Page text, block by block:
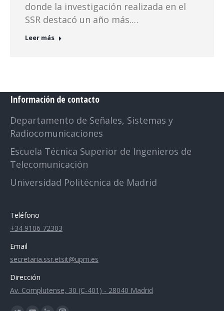
donde la investigación realizada en el
SSR destacó un año más.…
Leer más
Información de contacto
Departamento de Señales, Sistemas y
Radiocomunicaciones
Escuela Técnica Superior de Ingenieros de
Telecomunicación
Universidad Politécnica de Madrid
Teléfono
+34 9106 72303
Email
secretaria.ssr.etsit@upm.es
Dirección
Av. Complutense, 30 (C-401) - 28040 Madrid